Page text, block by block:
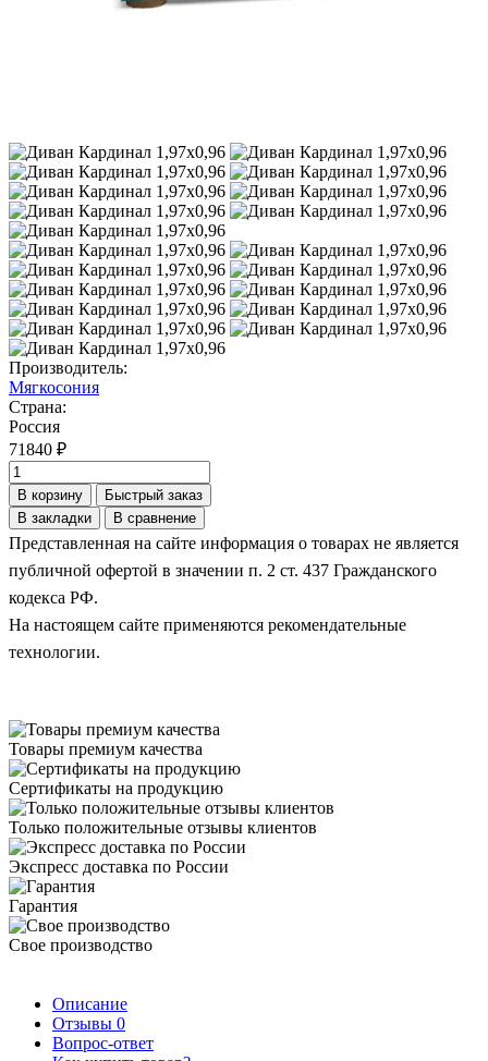
Производитель:
Мягкосония
Страна:
Россия
71840 ₽
В корзину
Быстрый заказ
В закладки
В сравнение
Представленная на сайте информация о товарах не является
публичной офертой в значении п. 2 ст. 437 Гражданского
кодекса РФ.
На настоящем сайте применяются рекомендательные
технологии.
Товары премиум качества
Сертификаты на продукцию
Только положительные отзывы клиентов
Экспресс доставка по России
Гарантия
Свое производство
Описание
Отзывы 0
Вопрос-ответ